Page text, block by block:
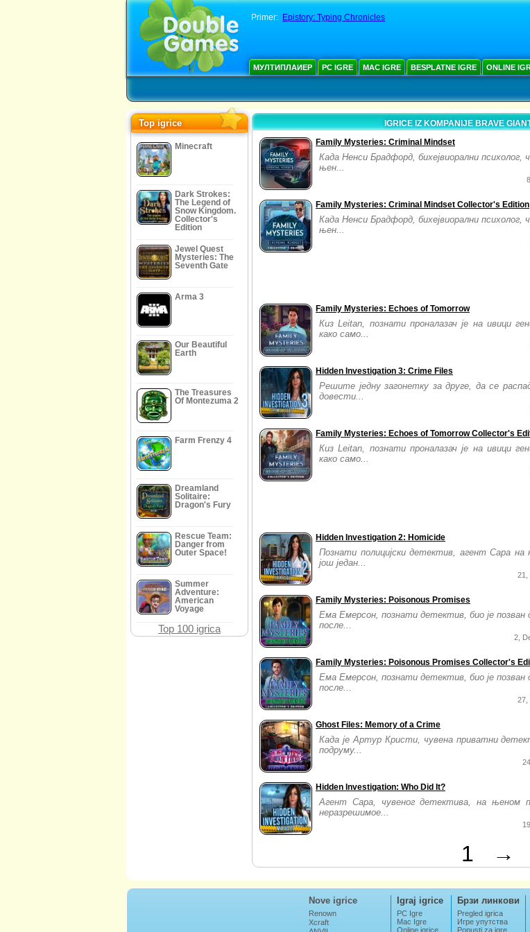
Primer: Epistory: Typing Chronicles
МУЛТИПЛАИЕР PC IGRE MAC IGRE BESPLATNE IGRE ONLINE
Top igrice
Minecraft
Dark Strokes:
The Legend of
Snow Kingdom.
Collector's
Edition
Jewel Quest
Mysteries: The
Seventh Gate
Arma 3
Our Beautiful
Earth
The Treasures
Of Montezuma 2
Farm Frenzy 4
Dreamland
Solitaire:
Dragon's Fury
Rescue Team:
Danger from
Outer Space!
Summer
Adventure:
American
Voyage
Top 100 igrica
IGRICE IZ KOMPANIJE BRAVE
Family Mysteries: Criminal Mindset
Када Ненси Брадфорд, бихејвиорални психолог,
њен...
Family Mysteries: Criminal Mindset Collector's Edition
Када Ненси Брадфорд, бихејвиорални психолог,
њен...
Family Mysteries: Echoes of Tomorrow
Киз Leitan, познати проналазач је на ивици
како само...
Hidden Investigation 3: Crime Files
Решите једну загонетку за друге, да се
довести...
Family Mysteries: Echoes of Tomorrow Collector's
Киз Leitan, познати проналазач је на ивици
како само...
Hidden Investigation 2: Homicide
Познати полицијски детектив, агент Сара
још један...
21,
Family Mysteries: Poisonous Promises
Ема Емерсон, познати детектив, био је
после...
2,
Family Mysteries: Poisonous Promises Collector's
Ема Емерсон, познати детектив, био је
после...
27,
Ghost Files: Memory of a Crime
Када је Артур Кристи, чувена приватни
подруму...
Hidden Investigation: Who Did It?
Агент Сара, чувеног детектива, на њеном
неразрешимое...
1 →
Nove igrice
Renown
Xcraft
Igraj igrice
PC Igre
Mac Igre
Online igrice
Брзи линкови
Pregled igrica
Игре упутства
Popusti za igre